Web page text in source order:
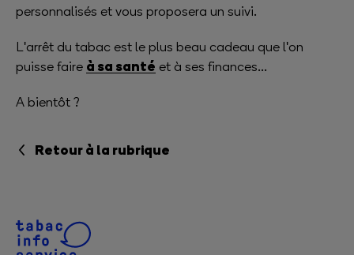
personnalisés et vous proposera un suivi.
L'arrêt du tabac est le plus beau cadeau que l'on
puisse faire à sa santé et à ses finances...
A bientôt ?
Retour à la rubrique